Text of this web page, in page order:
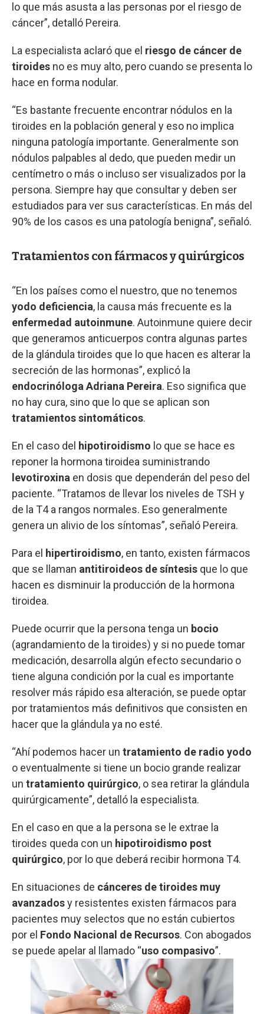
lo que más asusta a las personas por el riesgo de
cáncer”, detalló Pereira.
La especialista aclaró que el riesgo de cáncer de
tiroides no es muy alto, pero cuando se presenta lo
hace en forma nodular.
“Es bastante frecuente encontrar nódulos en la
tiroides en la población general y eso no implica
ninguna patología importante. Generalmente son
nódulos palpables al dedo, que pueden medir un
centímetro o más o incluso ser visualizados por la
persona. Siempre hay que consultar y deben ser
estudiados para ver sus características. En más del
90% de los casos es una patología benigna”, señaló.
Tratamientos con fármacos y quirúrgicos
“En los países como el nuestro, que no tenemos
yodo deficiencia, la causa más frecuente es la
enfermedad autoinmune. Autoinmune quiere decir
que generamos anticuerpos contra algunas partes
de la glándula tiroides que lo que hacen es alterar la
secreción de las hormonas”, explicó la
endocrinóloga Adriana Pereira. Eso significa que
no hay cura, sino que lo que se aplican son
tratamientos sintomáticos.
En el caso del hipotiroidismo lo que se hace es
reponer la hormona tiroidea suministrando
levotiroxina en dosis que dependerán del peso del
paciente. “Tratamos de llevar los niveles de TSH y
de la T4 a rangos normales. Eso generalmente
genera un alivio de los síntomas”, señaló Pereira.
Para el hipertiroidismo, en tanto, existen fármacos
que se llaman antitiroideos de síntesis que lo que
hacen es disminuir la producción de la hormona
tiroidea.
Puede ocurrir que la persona tenga un bocio
(agrandamiento de la tiroides) y si no puede tomar
medicación, desarrolla algún efecto secundario o
tiene alguna condición por la cual es importante
resolver más rápido esa alteración, se puede optar
por tratamientos más definitivos que consisten en
hacer que la glándula ya no esté.
“Ahí podemos hacer un tratamiento de radio yodo
o eventualmente si tiene un bocio grande realizar
un tratamiento quirúrgico, o sea retirar la glándula
quirúrgicamente”, detalló la especialista.
En el caso en que a la persona se le extrae la
tiroides queda con un hipotiroidismo post
quirúrgico, por lo que deberá recibir hormona T4.
En situaciones de cánceres de tiroides muy
avanzadosy resistentes existen fármacos para
pacientes muy selectos que no están cubiertos
por el Fondo Nacional de Recursos. Con abogados
se puede apelar al llamado “uso compasivo”.